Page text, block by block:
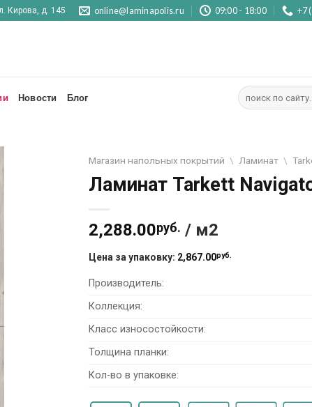
Кирова, д. 145 online@laminapolis.ru 09:00 - 18:00 +7
Новости Блог
Искать:
Магазин напольных покрытий \ Ламинат \
Ламинат Tarkett
2,288.00руб. / м2
Цена за упаковку: 2,867.00руб.
Производитель:
Коллекция:
Класс износостойкости:
Толщина планки:
Кол-во в упаковке: